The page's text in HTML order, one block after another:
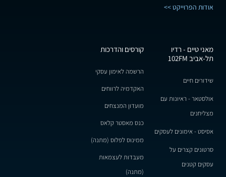
אודות הפרוייקט >>
מאני טיים - רדיו
תל-אביב 102FM
שידורים חיים
אולסטאר - ראיונות עם
מצליחנים
אסיסט - אימונים לעסקים
סרטונים קצרים על
עסקים קטנים
קורסים והדרכות
הרשמה לאימון עסקי
האקדמיה לרווחים
מועדון המנצחים
כנס מאסטר קלאס
ממינוס לפלוס (מתנה)
מעבדות לעצמאות
(מתנה)